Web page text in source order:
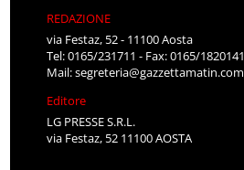
REDAZIONE
via Festaz, 52 - 11100 Aosta
Tel: 0165/231711 - Fax: 0165/1820141
Mail:segreteria@gazzettamatin.com
Editore
LG PRESSE S.R.L.
via Festaz, 52 11100 AOSTA